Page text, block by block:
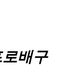
배구